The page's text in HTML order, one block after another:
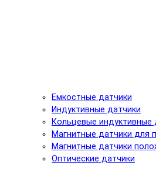
Емкостные датчики
Индуктивные датчики
Кольцевые индуктивные
Магнитные датчики для
Магнитные датчики
Оптические датчики